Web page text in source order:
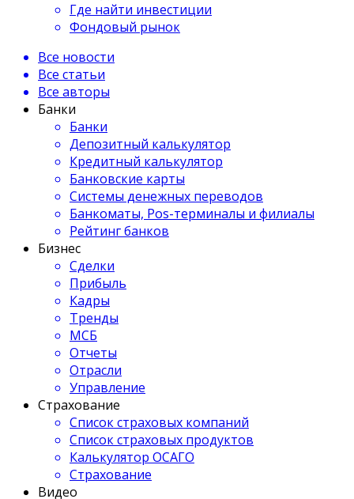
Где найти инвестиции
Фондовый рынок
Все новости
Все статьи
Все авторы
Банки
Банки
Депозитный калькулятор
Кредитный калькулятор
Банковские карты
Системы денежных переводов
Банкоматы, Pos-терминалы и филиалы
Рейтинг банков
Бизнес
Сделки
Прибыль
Кадры
Тренды
МСБ
Отчеты
Отрасли
Управление
Страхование
Список страховых компаний
Список страховых продуктов
Калькулятор ОСАГО
Страхование
Видео